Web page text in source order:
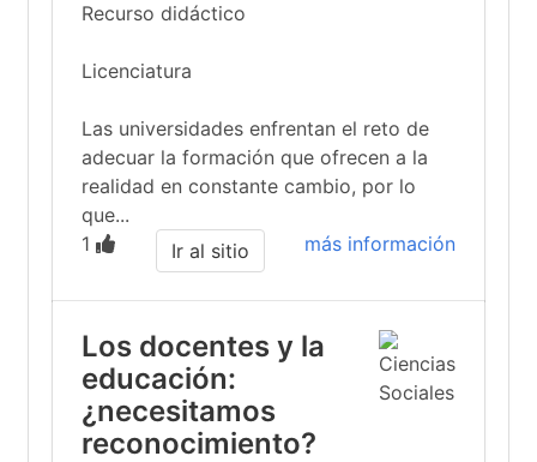
Recurso didáctico
Licenciatura
Las universidades enfrentan el reto de
adecuar la formación que ofrecen a la
realidad en constante cambio, por lo
que...
1
más información
Ir al sitio
Los docentes y la
educación:
¿necesitamos
reconocimiento?